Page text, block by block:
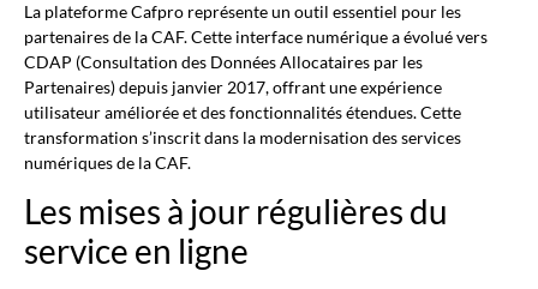
La plateforme Cafpro représente un outil essentiel pour les
partenaires de la CAF. Cette interface numérique a évolué vers
CDAP (Consultation des Données Allocataires par les
Partenaires) depuis janvier 2017, offrant une expérience
utilisateur améliorée et des fonctionnalités étendues. Cette
transformation s’inscrit dans la modernisation des services
numériques de la CAF.
Les mises à jour régulières du
service en ligne